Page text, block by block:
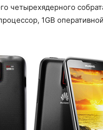
четырехядерного
1GB